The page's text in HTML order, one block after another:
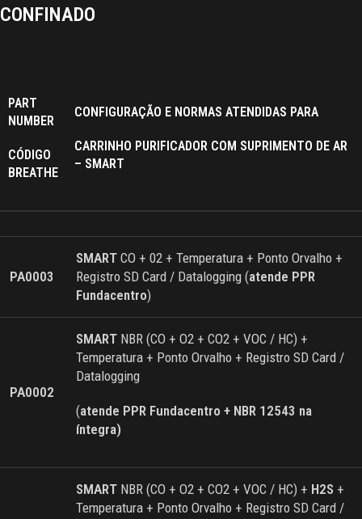
CONFINADO
PART
NUMBER
CÓDIGO
BREATHE
CONFIGURAÇÃO E NORMAS ATENDIDAS PARA
CARRINHO PURIFICADOR COM SUPRIMENTO DE AR
– SMART
PA0003
SMART CO + 02 + Temperatura + Ponto Orvalho +
Registro SD Card / Datalogging (atende PPR
Fundacentro)
PA0002
SMART NBR (CO + O2 + CO2 + VOC / HC) +
Temperatura + Ponto Orvalho + Registro SD Card /
Datalogging
(atende PPR Fundacentro + NBR 12543 na
íntegra)
SMART NBR (CO + O2 + CO2 + VOC / HC) + H2S +
Temperatura + Ponto Orvalho + Registro SD Card /